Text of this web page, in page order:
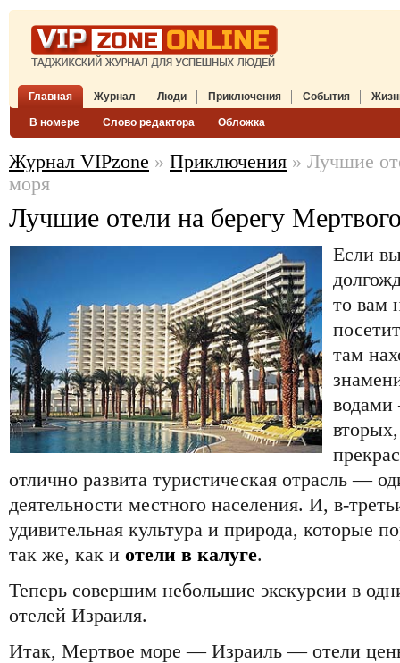
Главная Журнал
В номере Слово редактора Обложка
Люди Приключения События
Журнал VIPzone » Приключения » Лучшие
моря
Лучшие отели на берегу
Если
то вам
там
отлично развита туристическая отрасль —
деятельности местного населения. И, в-
удивительная культура и природа, которые
так же, как и отели в калуге.
Теперь совершим небольшие экскурсии в
отелей Израиля.
Итак, Мертвое море — Израиль — отели